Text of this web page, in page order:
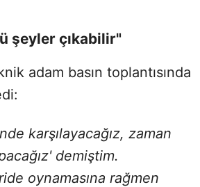
şeyler çıkabilir"
adam basın toplantısında
karşılayacağız, zaman
demiştim.
oynamasına rağmen